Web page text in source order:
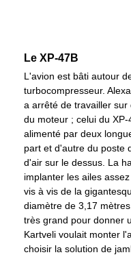
Le XP-47B
L'avion est bâti autour
turbocompresseur.
a arrêté de travailler
du moteur ; celui du
alimenté par deux
part et d'autre du poste
d'air sur le dessus. La
implanter les ailes
vis à vis de la
diamètre de 3,17
très grand pour donner
Kartveli voulait monter
choisir la solution de